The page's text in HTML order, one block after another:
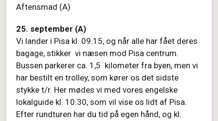
Aftensmad (A)
25. september (A)
Vi lander i Pisa kl. 09.15, og når alle har fået deres
bagage, stikker vi næsen mod Pisa centrum.
Bussen parkerer ca. 1,5 kilometer fra byen, men vi
har bestilt en trolley, som kører os det sidste
stykke t/r. Her mødes vi med vores engelske
lokalguide kl. 10.30, som vil vise os lidt af Pisa.
Efter rundturen har du tid på egen hånd, og kl.